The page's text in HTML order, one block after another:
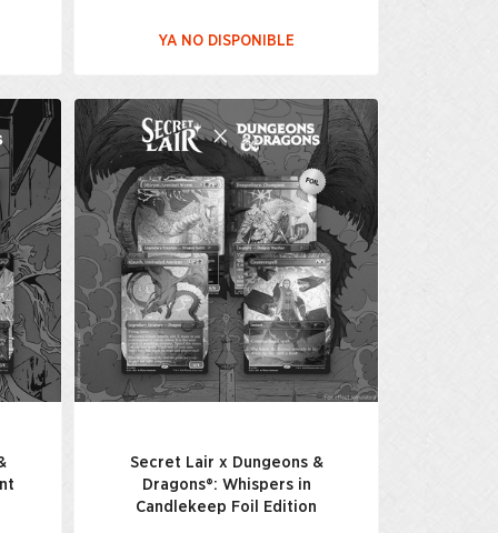
YA NO DISPONIBLE
Secret Lair x Dungeons &
Dragons®: Whispers in
Candlekeep Foil Edition